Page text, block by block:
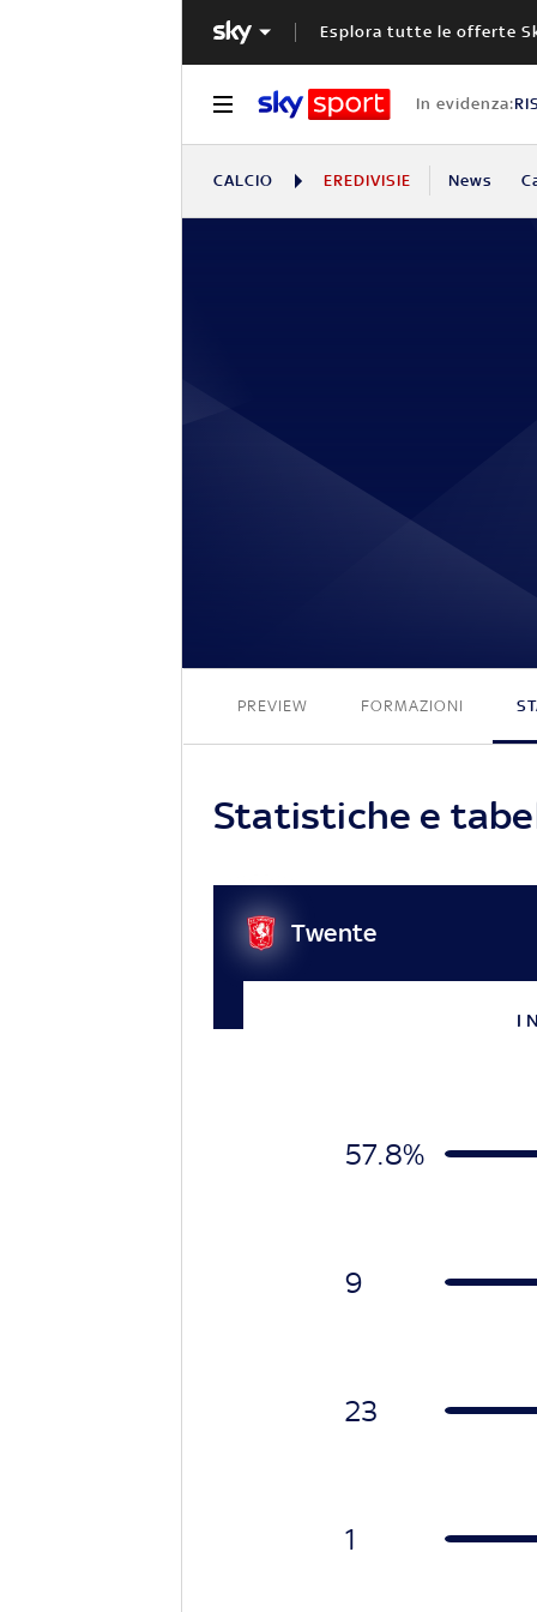
Esplora tutte le offerte
In evidenza:
CALCIO EREDIVISIE News
PREVIEW FORMAZIONI
Statistiche e
Twente
I
57.8%
9
23
1